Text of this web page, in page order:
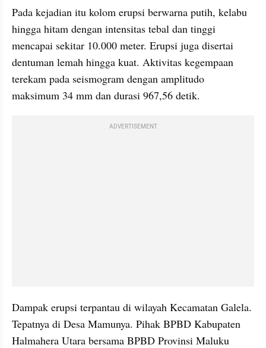
Pada kejadian itu kolom erupsi berwarna putih, kelabu
hingga hitam dengan intensitas tebal dan tinggi
mencapai sekitar 10.000 meter. Erupsi juga disertai
dentuman lemah hingga kuat. Aktivitas kegempaan
terekam pada seismogram dengan amplitudo
maksimum 34 mm dan durasi 967,56 detik.
ADVERTISEMENT
Dampak erupsi terpantau di wilayah Kecamatan Galela.
Tepatnya di Desa Mamunya. Pihak BPBD Kabupaten
Halmahera Utara bersama BPBD Provinsi Maluku